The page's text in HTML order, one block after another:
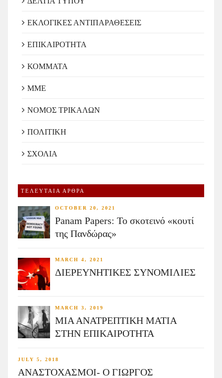
ΕΚΛΟΓΙΚΕΣ ΑΝΤΙΠΑΡΑΘΕΣΕΙΣ
ΕΠΙΚΑΙΡΟΤΗΤΑ
ΚΟΜΜΑΤΑ
ΜΜΕ
ΝΟΜΟΣ ΤΡΙΚΑΛΩΝ
ΠΟΛΙΤΙΚΗ
ΣΧΟΛΙΑ
ΤΕΛΕΥΤΑΙΑ ΑΡΘΡΑ
OCTOBER 20, 2021
Panam Papers: Το σκοτεινό «κουτί
της Πανδώρας»
MARCH 4, 2021
ΔΙΕΡΕΥΝΗΤΙΚΕΣ ΣΥΝΟΜΙΛΙΕΣ
MARCH 3, 2019
ΜΙΑ ΑΝΑΤΡΕΠΤΙΚΗ ΜΑΤΙΑ
ΣΤΗΝ ΕΠΙΚΑΙΡΟΤΗΤΑ
JULY 5, 2018
ΑΝΑΣΤΟΧΑΣΜΟΙ- Ο ΓΙΩΡΓΟΣ